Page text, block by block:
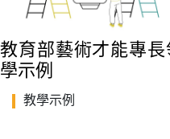
教育部藝術才能專
學示例
教學示例